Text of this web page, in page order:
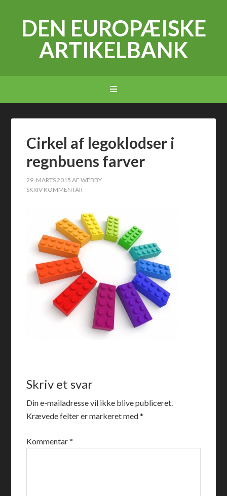
DEN EUROPÆISKE
ARTIKELBANK
Cirkel af legoklodser i
regnbuens farver
29. MARTS 2015 AFWEBBY
SKRIV KOMMENTAR
Skriv et svar
Din e-mailadresse vil ikke blive publiceret.
Krævede felter er markeret med*
Kommentar*